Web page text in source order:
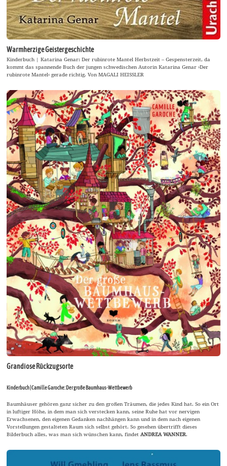
Warmherzige Geistergeschichte
Kinderbuch | Katarina Genar: Der rubinrote Mantel Herbstzeit – Gespensterzeit, da
kommt das spannende Buch der jungen schwedischen Autorin Katarina Genar ›Der
rubinrote Mantel‹ gerade richtig. Von MAGALI HEISSLER
Grandiose Rückzugsorte
Kinderbuch | Camille Garoche: Der große Baumhaus-Wettbewerb
Baumhäuser gehören ganz sicher zu den großen Träumen, die jedes Kind hat. So ein Ort
in luftiger Höhe, in dem man sich verstecken kann, seine Ruhe hat vor nervigen
Erwachsenen, den eigenen Gedanken nachhängen kann und in dem nach eigenen
Vorstellungen gestalteten Raum sich selbst gehört. So gesehen übertrifft dieses
Bilderbuch alles, was man sich wünschen kann, findetANDREA WANNER.